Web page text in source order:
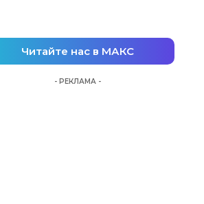
Читайте нас в МАКС
- РЕКЛАМА -